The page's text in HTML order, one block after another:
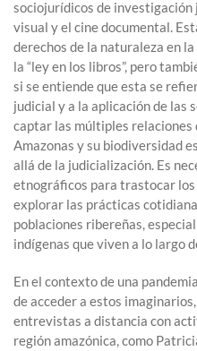
sociojurídicos de
visual y el cine documental.
derechos de la naturaleza en
la “ley en los libros”, pero
si se entiende que esta se
judicial y a la aplicación de las
captar las múltiples relaciones
Amazonas y su biodiversidad
allá de la judicialización. Es
etnográficos para trastocar
explorar las prácticas
poblaciones ribereñas,
indígenas que viven a lo largo
En el contexto de una
de acceder a estos
entrevistas a distancia con
región amazónica, como